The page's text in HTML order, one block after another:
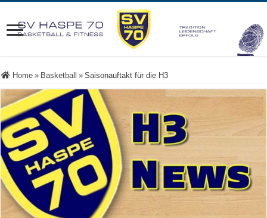
Home » Basketball » Saisonauftakt für die H3